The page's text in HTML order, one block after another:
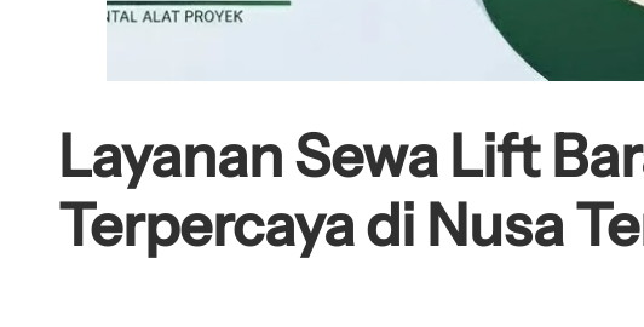
Layanan Sewa Lift
Terpercaya di Nusa